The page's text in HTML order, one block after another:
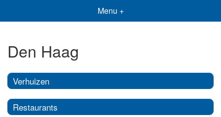
Menu +
Den Haag
Verhuizen
Restaurants